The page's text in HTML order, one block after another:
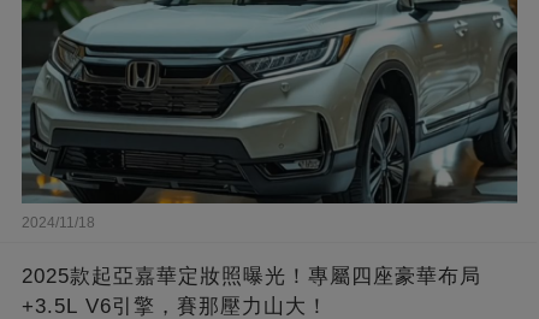
2024/11/18
2025款起亞嘉華定妝照曝光！專屬四座豪華布局
+3.5L V6引擎，賽那壓力山大！